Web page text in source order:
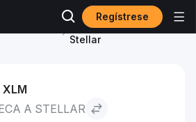
Regístrese
Corona sueca to
Stellar
A STELLAR